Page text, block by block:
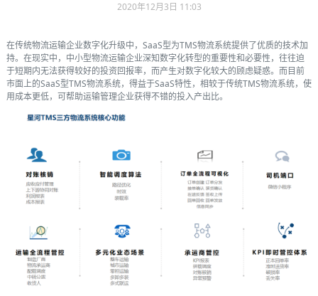
2020年12月3日 11:03
在传统物流运输企业数字化升级中，SaaS型为TMS物流系统提供了优质的技术加
持。在现实中，中小型物流运输企业深知数字化转型的重要性和必要性，往往迫
于短期内无法获得较好的投资回报率，而产生对数字化较大的顾虑疑惑。而目前
市面上的SaaS型TMS物流系统，得益于SaaS特性，相较于传统TMS物流系统，使
用成本更低，可帮助运输管理企业获得不错的投入产出比。